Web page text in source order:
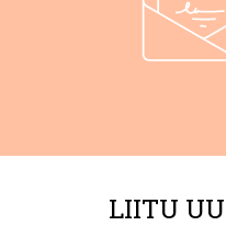
LIITU